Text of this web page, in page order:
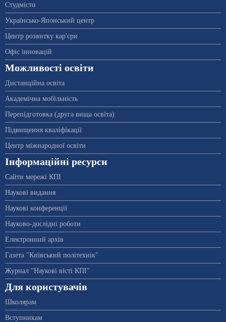
Студмісто
Українсько-Японський центр
Центр розвитку кар'єри
Офіс інновацій
Можливості освіти
Дистанційна освіта
Академічна мобільність
Перепідготовка (друга вища освіта)
Підвищення кваліфікації
Центр міжнародної освіти
Інформаційні ресурси
Сайти мережі КПІ
Наукові видання
Наукові конференції
Науково-дослідні роботи
Електронний архів
Газета "Київський політехнік"
Журнал "Наукові вісті КПІ"
Для користувачів
Школярам
Вступникам